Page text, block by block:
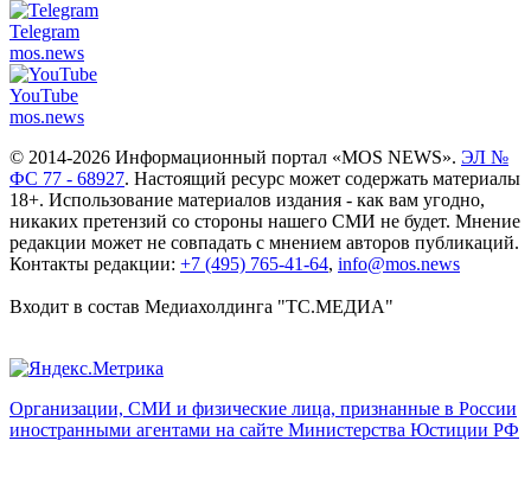
Telegram
mos.news
YouTube
mos.news
© 2014-2026 Информационный портал «MOS NEWS». ЭЛ №
ФС 77 - 68927. Настоящий ресурс может содержать материалы
18+. Использование материалов издания - как вам угодно,
никаких претензий со стороны нашего СМИ не будет. Мнение
редакции может не совпадать с мнением авторов публикаций.
Контакты редакции: +7 (495) 765-41-64, info@mos.news
Входит в состав Медиахолдинга "ТС.МЕДИА"
Организации, СМИ и физические лица, признанные в России
иностранными агентами на сайте Министерства Юстиции РФ